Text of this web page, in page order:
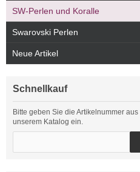
SW-Perlen und Koralle
Swarovski Perlen
Neue Artikel
Schnellkauf
Bitte geben Sie die Artikelnummer aus
unserem Katalog ein.